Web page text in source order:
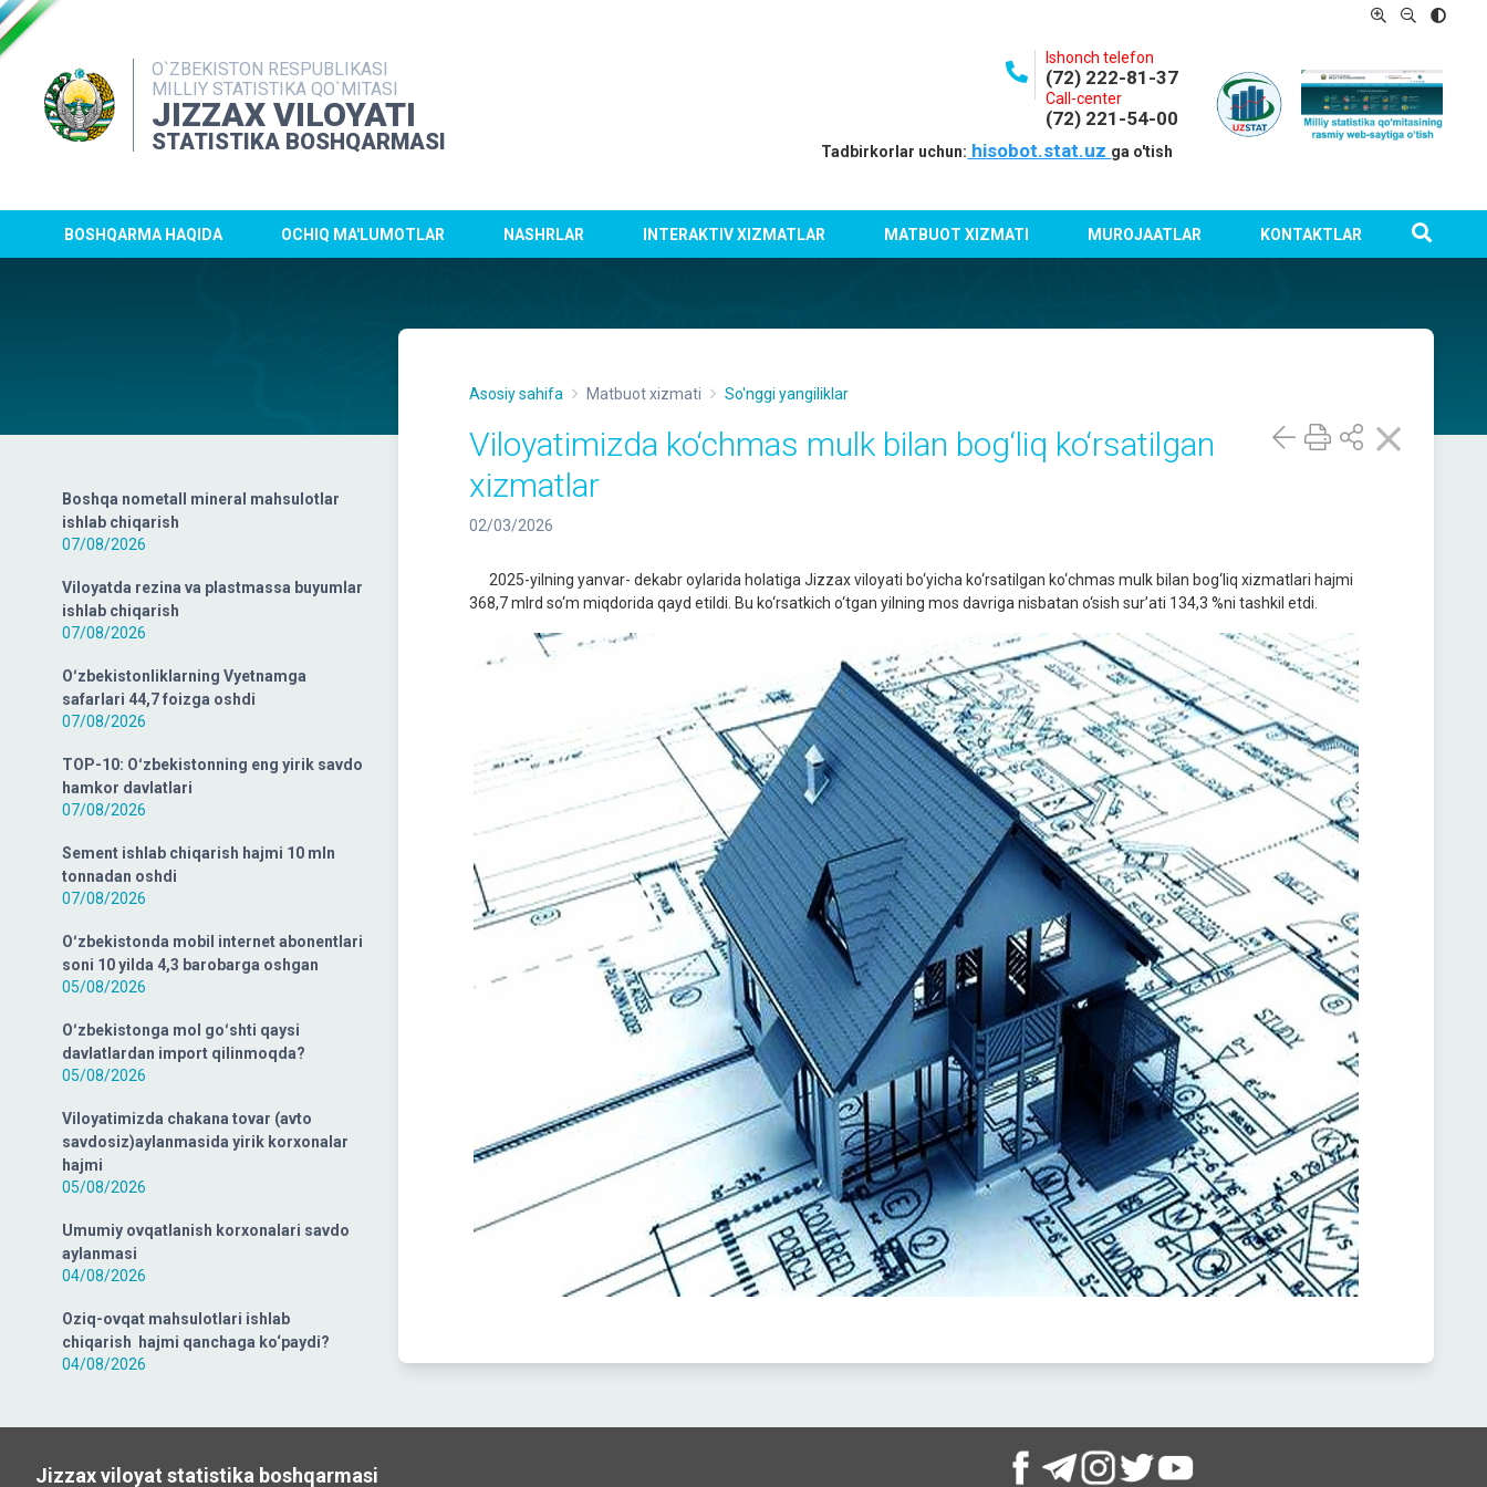
O`ZBEKISTON RESPUBLIKASI
MILLIY STATISTIKA QO`MITASI
JIZZAX VILOYATI
STATISTIKA BOSHQARMASI
Ishonch telefon
(72) 222-81-37
Call-center
(72) 221-54-00
Tadbirkorlar uchun: hisobot.stat.uz ga o'tish
BOSHQARMA HAQIDA OCHIQ MA'LUMOTLAR NASHRLAR INTERAKTIV XIZMATLAR MATBUOT XIZMATI MUROJAATLAR KONTAKTLAR
Boshqa nometall mineral mahsulotlar
ishlab chiqarish
07/08/2026
Viloyatda rezina va plastmassa buyumlar
ishlab chiqarish
07/08/2026
Oʻzbekistonliklarning Vyetnamga
safarlari 44,7 foizga oshdi
07/08/2026
TOP-10: Oʻzbekistonning eng yirik savdo
hamkor davlatlari
07/08/2026
Sement ishlab chiqarish hajmi 10 mln
tonnadan oshdi
07/08/2026
Oʻzbekistonda mobil internet abonentlari
soni 10 yilda 4,3 barobarga oshgan
05/08/2026
Oʻzbekistonga mol goʻshti qaysi
davlatlardan import qilinmoqda?
05/08/2026
Viloyatimizda chakana tovar (avto
savdosiz)aylanmasida yirik korxonalar
hajmi
05/08/2026
Umumiy ovqatlanish korxonalari savdo
aylanmasi
04/08/2026
Oziq-ovqat mahsulotlari ishlab
chiqarish hajmi qanchaga ko‘paydi?
04/08/2026
Asosiy sahifa Matbuot xizmati So'nggi yangiliklar
Viloyatimizda ko‘chmas mulk bilan bog‘liq ko‘rsatilgan
xizmatlar
02/03/2026
2025-yilning yanvar- dekabr oylarida holatiga Jizzax viloyati bo‘yicha ko‘rsatilgan ko‘chmas mulk bilan bog‘liq xizmatlari hajmi
368,7 mlrd so‘m miqdorida qayd etildi. Bu ko‘rsatkich o‘tgan yilning mos davriga nisbatan o‘sish sur’ati 134,3 %ni tashkil etdi.
Jizzax viloyat statistika boshqarmasi